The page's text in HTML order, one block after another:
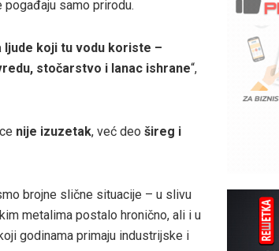
samo prirodu.
koji tu vodu koriste –
stočarstvo i lanac ishrane“,
nije izuzetak, već deo šireg i
brojne slične situacije – u slivu
metalima postalo hronično, ali i u
godinama primaju industrijske i